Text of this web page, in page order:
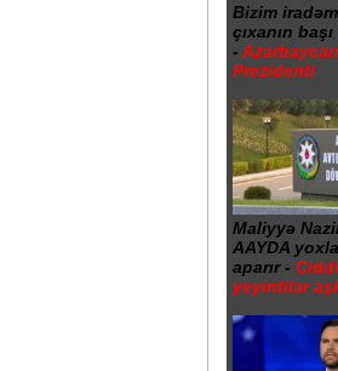
Bizim
çıxanın
- Azərbaycan
Prezidenti
Maliyyə
AAYDA
aparır - Ciddi
yeyintilər